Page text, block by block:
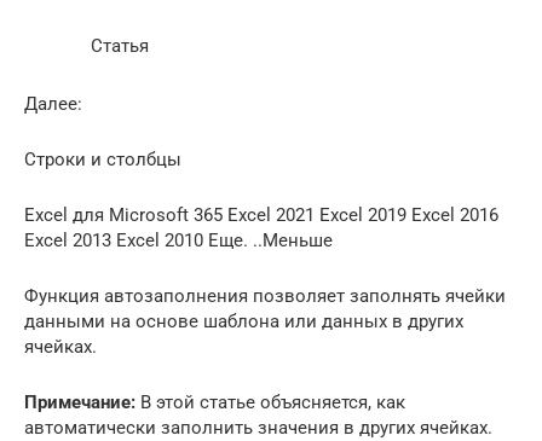
Статья
Далее:
Строки и столбцы
Excel для Microsoft 365 Excel 2021 Excel 2019 Excel 2016
Excel 2013 Excel 2010 Еще. ..Меньше
Функция автозаполнения позволяет заполнять ячейки
данными на основе шаблона или данных в других
ячейках.
Примечание: В этой статье объясняется, как
автоматически заполнить значения в других ячейках.